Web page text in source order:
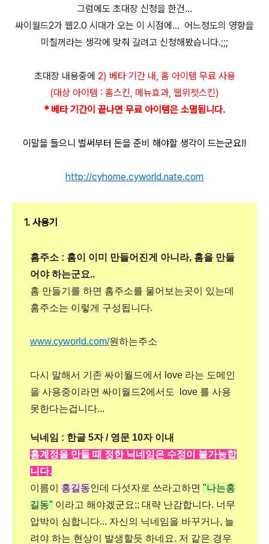
그럼에도 초대장 신청을 한건...
싸이월드2가 웹2.0 시대가 오는 이 시점에... 어느정도의 영향을
미칠꺼라는 생각에 맞춰 갈려고 신청해봤습니다.;;;
초대장 내용중에 2) 베타 기간 내, 홈 아이템 무료 사용
(대상 아이템 : 홈스킨, 메뉴효과, 웹위젯스킨)
* 베타 기간이 끝나면 무료 아이템은 소멸됩니다.
이말을 들으니 벌써부터 돈을 준비 해야할 생각이 드는군요!!
http://cyhome.cyworld.nate.com
1. 사용기
홈주소 : 홈이 이미 만들어진게 아니라, 홈을 만들
어야 하는군요..
홈 만들기를 하면 홈주소를 물어보는곳이 있는데
홈주소는 이렇게 구성됩니다.
www.cyworld.com/원하는주소
다시 말해서 기존 싸이월드에서 love 라는 도메인
을 사용중이라면 싸이월드2에서도 love 를 사용
못한다는겁니다...
닉네임 : 한글 5자 / 영문 10자 이내
홈계정을 만들 때 정한 닉네임은 수정이 불가능합
니다.
이름이 홍길동인데 다섯자로 쓰라고하면 "나는홍
길동" 이라고 해야겠군요;; 대략 난감합니다. 너무
압박이 심합니다... 자신의 닉네임을 바꾸거나, 늘
려야 하는 현상이 발생할듯 하네요. 저 같은 경우